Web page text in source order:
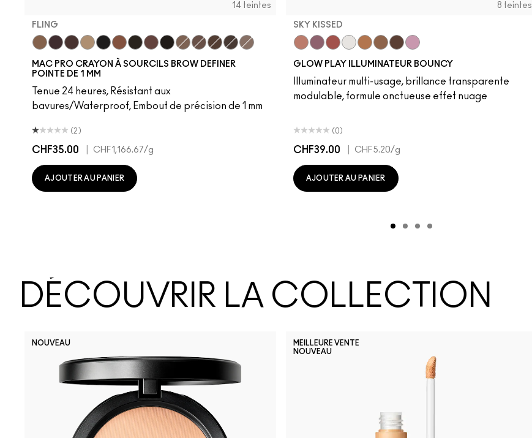
14 teintes
FLING
Genuine Aubergine
OnyxPenny
MAC PRO CRAYON À SOURCILS BROW DEFINER
POINTE DE 1 MM
Tenue 24 heures, Résistant aux
bavures/Waterproof, Embout de précision de 1 mm
(2)
CHF35.00 CHF1,166.67/g
AJOUTER AU PANIER
8 teintes
SKY KISSED
GLOW PLAY ILLUMINATEUR BOUNCY
Illuminateur multi-usage, brillance transparente
modulable, formule onctueuse effet nuage
(0)
CHF39.00 CHF5.20/g
AJOUTER AU PANIER
DÉCOUVRIR LA COLLECTION
NOUVEAU
MEILLEURE VENTE
NOUVEAU